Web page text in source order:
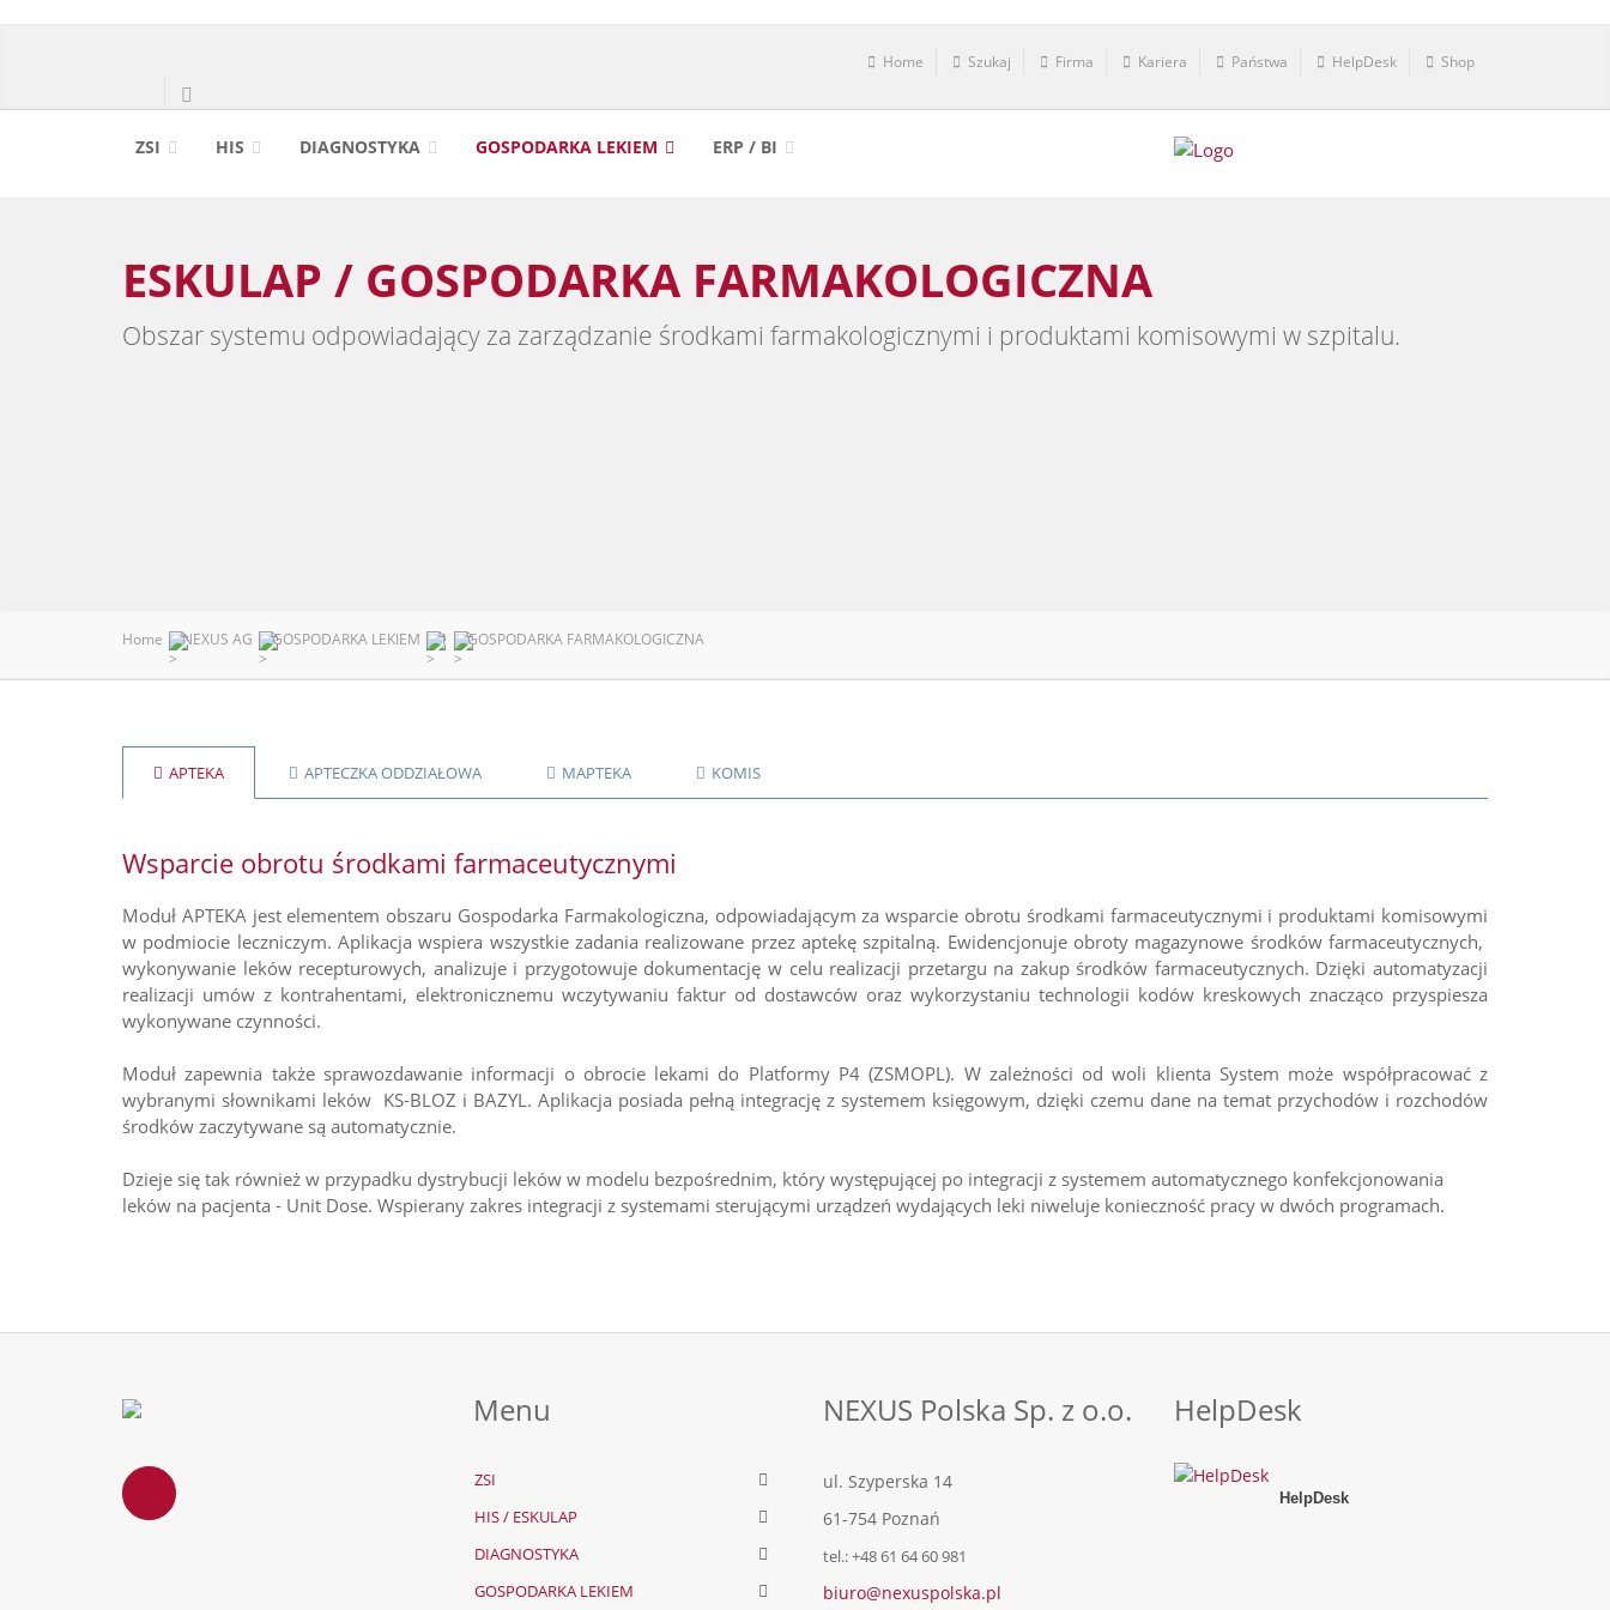
Home Szukaj Firma Kariera Państwa HelpDesk Shop
ZSI HIS DIAGNOSTYKA GOSPODARKA LEKIEM ERP / BI
ESKULAP / GOSPODARKA FARMAKOLOGICZNA
Obszar systemu odpowiadający za zarządzanie środkami farmakologicznymi i produktami komisowymi w szpitalu.
Home NEXUS AG GOSPODARKA LEKIEM 1 GOSPODARKA FARMAKOLOGICZNA
APTEKA APTECZKA ODDZIAŁOWA MAPTEKA KOMIS
Wsparcie obrotu środkami farmaceutycznymi
Moduł APTEKA jest elementem obszaru Gospodarka Farmakologiczna, odpowiadającym za wsparcie obrotu środkami farmaceutycznymi i produktami komisowymi
w podmiocie leczniczym. Aplikacja wspiera wszystkie zadania realizowane przez aptekę szpitalną. Ewidencjonuje obroty magazynowe środków farmaceutycznych,
wykonywanie leków recepturowych, analizuje i przygotowuje dokumentację w celu realizacji przetargu na zakup środków farmaceutycznych. Dzięki automatyzacji
realizacji umów z kontrahentami, elektronicznemu wczytywaniu faktur od dostawców oraz wykorzystaniu technologii kodów kreskowych znacząco przyspiesza
wykonywane czynności.
Moduł zapewnia także sprawozdawanie informacji o obrocie lekami do Platformy P4 (ZSMOPL). W zależności od woli klienta System może współpracować z
wybranymi słownikami leków KS-BLOZ i BAZYL. Aplikacja posiada pełną integrację z systemem księgowym, dzięki czemu dane na temat przychodów i rozchodów
środków zaczytywane są automatycznie.
Dzieje się tak również w przypadku dystrybucji leków w modelu bezpośrednim, który występującej po integracji z systemem automatycznego konfekcjonowania
leków na pacjenta - Unit Dose. Wspierany zakres integracji z systemami sterującymi urządzeń wydających leki niweluje konieczność pracy w dwóch programach.
Menu
ZSI
HIS / ESKULAP
DIAGNOSTYKA
GOSPODARKA LEKIEM
NEXUS Polska Sp. z o.o.
ul. Szyperska 14
61-754 Poznań
tel.: +48 61 64 60 981
biuro@nexuspolska.pl
HelpDesk
HelpDesk